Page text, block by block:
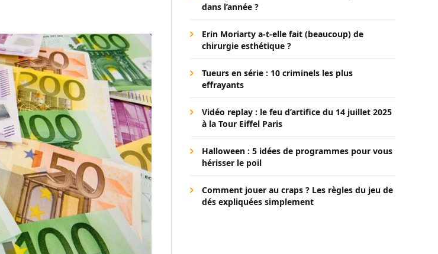
dans l’année ?
Erin Moriarty a-t-elle fait (beaucoup) de
chirurgie esthétique ?
Tueurs en série : 10 criminels les plus
effrayants
Vidéo replay : le feu d’artifice du 14 juillet 2025
à la Tour Eiffel Paris
Halloween : 5 idées de programmes pour vous
hérisser le poil
Comment jouer au craps ? Les règles du jeu de
dés expliquées simplement